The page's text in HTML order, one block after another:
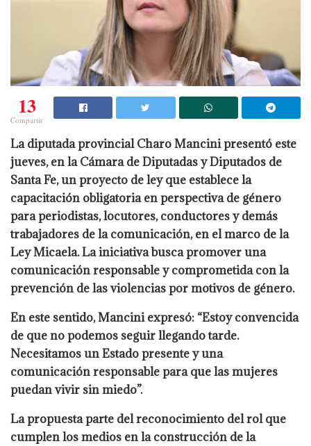
13
Compartir
La diputada provincial Charo Mancini presentó este
jueves, en la Cámara de Diputadas y Diputados de
Santa Fe, un proyecto de ley que establece la
capacitación obligatoria en perspectiva de género
para periodistas, locutores, conductores y demás
trabajadores de la comunicación, en el marco de la
Ley Micaela. La iniciativa busca promover una
comunicación responsable y comprometida con la
prevención de las violencias por motivos de género.
En este sentido, Mancini expresó: “Estoy convencida
de que no podemos seguir llegando tarde.
Necesitamos un Estado presente y una
comunicación responsable para que las mujeres
puedan vivir sin miedo”.
La propuesta parte del reconocimiento del rol que
cumplen los medios en la construcción de la